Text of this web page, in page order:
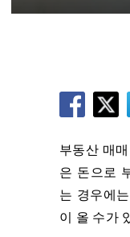
부동산 매
은 돈으로
는 경우에
이 올 수가